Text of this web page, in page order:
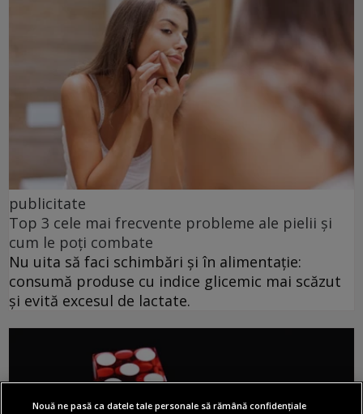
publicitate
Top 3 cele mai frecvente probleme ale pielii și
cum le poți combate
Nu uita să faci schimbări și în alimentație:
consumă produse cu indice glicemic mai scăzut
și evită excesul de lactate.
Nouă ne pasă ca datele tale personale să rămână confidențiale